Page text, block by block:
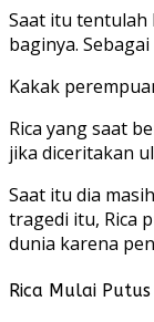
Saat itu tentulah
baginya.
Kakak
Rica yang saat
jika diceritakan
Saat itu dia
tragedi itu, Rica
dunia karena
Rica Mulai